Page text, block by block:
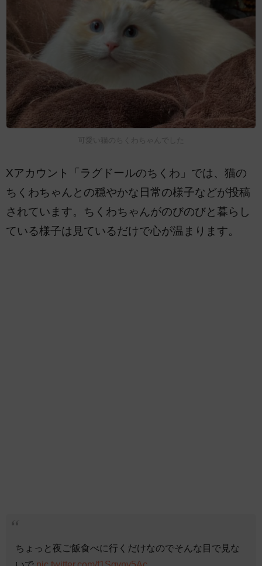
可愛い猫のちくわちゃんでした
Xアカウント「ラグドールのちくわ」では、猫の
ちくわちゃんとの穏やかな日常の様子などが投稿
されています。ちくわちゃんがのびのびと暮らし
ている様子は見ているだけで心が温まります。
ちょっと夜ご飯食べに行くだけなのでそんな目で見な